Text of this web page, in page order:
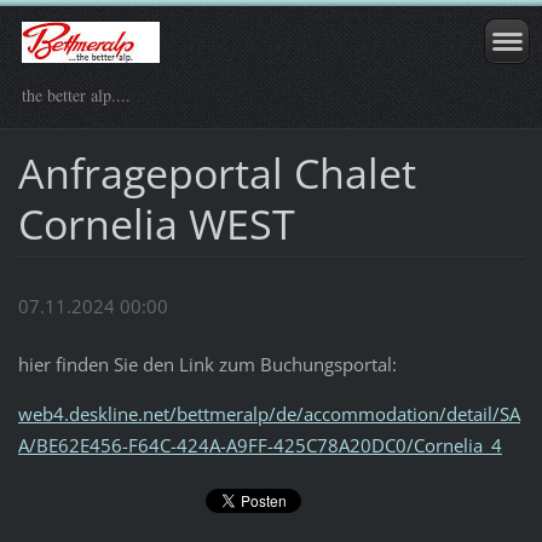
the better alp....
Anfrageportal Chalet
Cornelia WEST
07.11.2024 00:00
hier finden Sie den Link zum Buchungsportal:
web4.deskline.net/bettmeralp/de/accommodation/detail/SA
A/BE62E456-F64C-424A-A9FF-425C78A20DC0/Cornelia_4